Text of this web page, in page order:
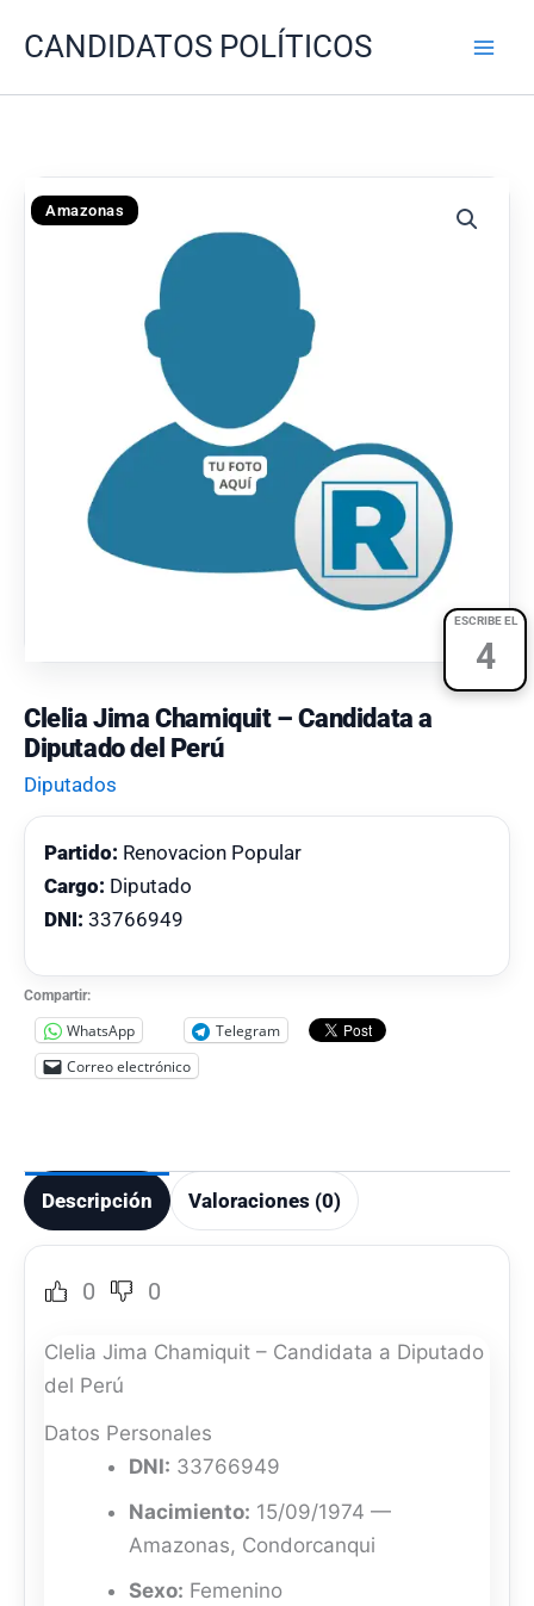
CANDIDATOS POLÍTICOS
ESCRIBE EL
4
Amazonas
Clelia Jima Chamiquit – Candidata a
Diputado del Perú
Diputados
Partido: Renovacion Popular
Cargo: Diputado
DNI: 33766949
Compartir:
WhatsApp
Telegram
Correo electrónico
Descripción Valoraciones (0)
0 0
Clelia Jima Chamiquit – Candidata a Diputado
del Perú
Datos Personales
DNI: 33766949
Nacimiento: 15/09/1974 —
Amazonas, Condorcanqui
Sexo: Femenino